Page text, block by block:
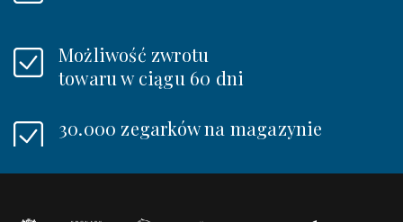
Możliwość zwrotu
towaru w ciągu 60 dni
30.000 zegarków na magazynie